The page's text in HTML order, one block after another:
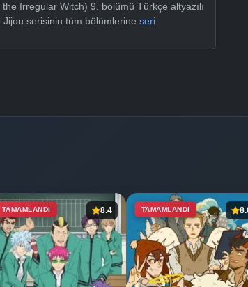
Irregular Witch) 9. bölümü Türkçe altyazılı
serisinin tüm bölümlerine seri
TAMAMLANDI 8.4 TAMAMLANDI